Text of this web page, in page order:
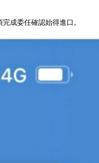
成委任確認始得進口。